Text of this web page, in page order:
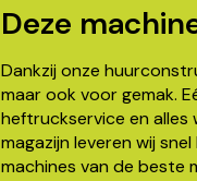
Deze
Dankzij onze
maar ook voor gemak.
heftruckservice en alles
magazijn leveren wij
machines van de beste